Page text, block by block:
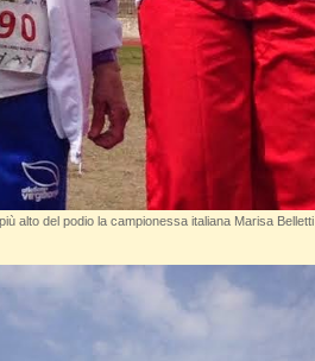
alto del podio la campionessa italiana Marisa Belletti